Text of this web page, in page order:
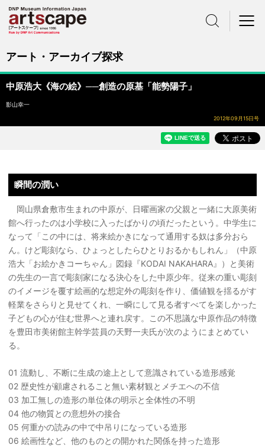
アート・アーカイブ探求
中原浩大《海の絵》──創造の原基「能勢陽子」
影山幸一
2012年09月15日号
瞬間の潤い
岡山県倉敷市生まれの中原が、日曜画家の父親と一緒に大原美術
館へ行ったのは小学校に入ったばかりの頃だったという。中学生に
なって「この中には、将来絵かきになって通用する奴は多分おら
ん。けど彫刻なら、ひょっとしたらひとりおるかもしれん」（中原
浩大「お絵かきコーちゃん」図録『KODAI NAKAHARA』）と美術
の先生の一言で彫刻家になる決心をした中原少年。従来の重い彫刻
のイメージを覆す絵画的な想定外の彫刻を作り、価値観を揺るがす
軽業をさらりと見せてくれ、一瞬にして見る者すべてを楽しかった
子どもの心が住む世界へと連れ戻す。この不思議な中原作品の特徴
を豊田市美術館主幹学芸員の天野一夫氏が次のようにまとめてい
る。
01 流動し、不断に生成の途上として意識されている造形感覚
02 歴史性が顧慮されること無い素材観とメチエへの不信
03 加工無しの造形の単位体の明示と全体性の不明
04 他の物質との意想外の接合
05 何重かの読みの中で中吊りになっている造形
06 絵画性など、他のものとの開かれた関係を持った造形
サイト内検索